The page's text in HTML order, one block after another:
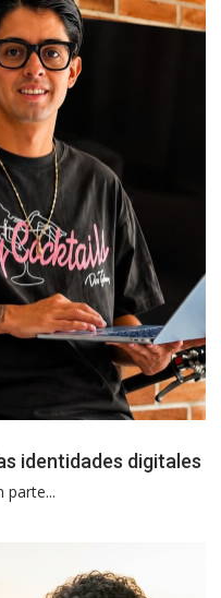
identidades digitales
parte...